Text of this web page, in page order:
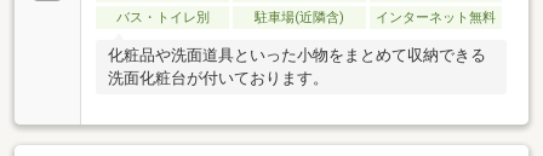
バス・トイレ別
駐車場(近隣含) インターネット無料
化粧品や洗面道具といった小物をまとめて収納できる
洗面化粧台が付いております。